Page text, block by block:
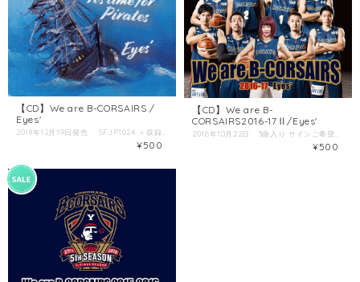
【CD】We are B-CORSAIRS /
Eyes'
¥500
【CD】We are B-
CORSAIRS2016-17Ⅱ/Eyes'
¥500